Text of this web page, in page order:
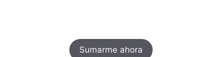
Sumarme ahora